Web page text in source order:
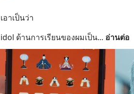
เอาเป็นว่า
idol ด้านการเรียนของผมเป็น... อ่านต่อ